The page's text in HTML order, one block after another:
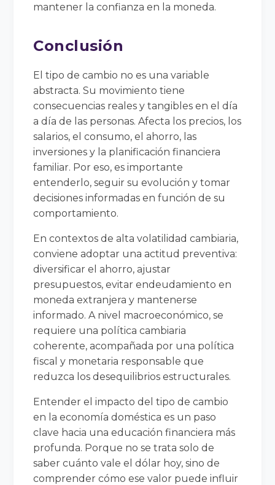
mantener la confianza en la moneda.
Conclusión
El tipo de cambio no es una variable
abstracta. Su movimiento tiene
consecuencias reales y tangibles en el día
a día de las personas. Afecta los precios, los
salarios, el consumo, el ahorro, las
inversiones y la planificación financiera
familiar. Por eso, es importante
entenderlo, seguir su evolución y tomar
decisiones informadas en función de su
comportamiento.
En contextos de alta volatilidad cambiaria,
conviene adoptar una actitud preventiva:
diversificar el ahorro, ajustar
presupuestos, evitar endeudamiento en
moneda extranjera y mantenerse
informado. A nivel macroeconómico, se
requiere una política cambiaria
coherente, acompañada por una política
fiscal y monetaria responsable que
reduzca los desequilibrios estructurales.
Entender el impacto del tipo de cambio
en la economía doméstica es un paso
clave hacia una educación financiera más
profunda. Porque no se trata solo de
saber cuánto vale el dólar hoy, sino de
comprender cómo ese valor puede influir